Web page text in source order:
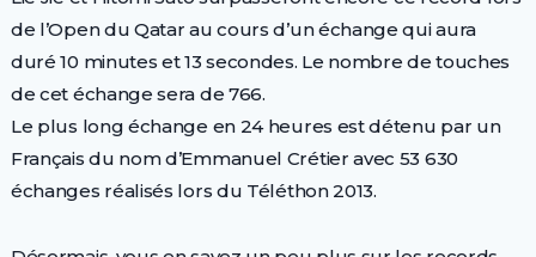
de l’Open du Qatar au cours d’un échange qui aura
duré 10 minutes et 13 secondes. Le nombre de touches
de cet échange sera de 766.
Le plus long échange en 24 heures est détenu par un
Français du nom d’Emmanuel Crétier avec 53 630
échanges réalisés lors du Téléthon 2013.